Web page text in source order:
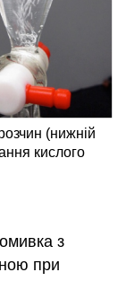
(нижній
кислого
з
при